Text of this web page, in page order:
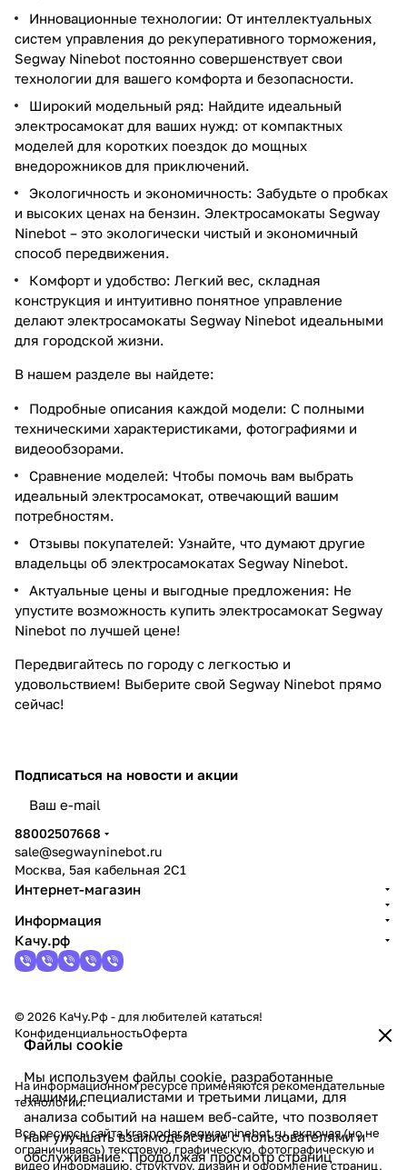
Инновационные технологии: От интеллектуальных
систем управления до рекуперативного торможения,
Segway Ninebot постоянно совершенствует свои
технологии для вашего комфорта и безопасности.
Широкий модельный ряд: Найдите идеальный
электросамокат для ваших нужд: от компактных
моделей для коротких поездок до мощных
внедорожников для приключений.
Экологичность и экономичность: Забудьте о пробках
и высоких ценах на бензин. Электросамокаты Segway
Ninebot – это экологически чистый и экономичный
способ передвижения.
Комфорт и удобство: Легкий вес, складная
конструкция и интуитивно понятное управление
делают электросамокаты Segway Ninebot идеальными
для городской жизни.
В нашем разделе вы найдете:
Подробные описания каждой модели: С полными
техническими характеристиками, фотографиями и
видеообзорами.
Сравнение моделей: Чтобы помочь вам выбрать
идеальный электросамокат, отвечающий вашим
потребностям.
Отзывы покупателей: Узнайте, что думают другие
владельцы об электросамокатах Segway Ninebot.
Актуальные цены и выгодные предложения: Не
упустите возможность купить электросамокат Segway
Ninebot по лучшей цене!
Передвигайтесь по городу с легкостью и
удовольствием! Выберите свой Segway Ninebot прямо
сейчас!
Файлы cookie
Мы используем файлы cookie, разработанные
нашими специалистами и третьими лицами, для
анализа событий на нашем веб-сайте, что позволяет
нам улучшать взаимодействие с пользователями и
обслуживание. Продолжая просмотр страниц
Подписаться на новости и акции
88002507668
sale@segwayninebot.ru
Москва, 5ая кабельная 2С1
Интернет-магазин
Информация
Качу.рф
© 2026 КаЧу.Рф - для любителей кататься!
КонфиденциальностьОферта
На информационном ресурсе применяютсярекомендательные
технологии.
Все ресурсы сайта krasnodar.segwayninebot.ru, включая (но не
ограничиваясь) текстовую, графическую, фотографическую и
видео информацию, структуру, дизайн и оформление страниц,